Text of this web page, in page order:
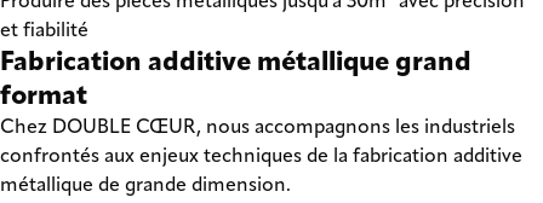
et fiabilité
Fabrication additive métallique grand
format
Chez DOUBLE CŒUR, nous accompagnons les industriels
confrontés aux enjeux techniques de la fabrication additive
métallique de grande dimension.